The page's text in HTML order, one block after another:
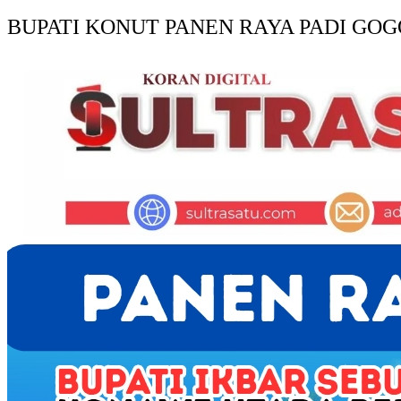
BUPATI KONUT PANEN RAYA PADI